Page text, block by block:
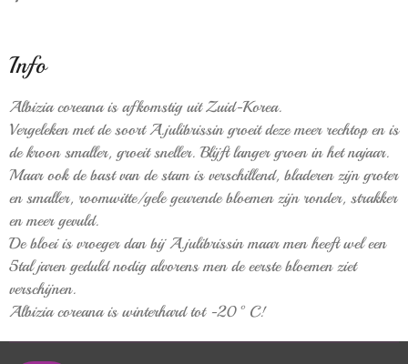
Info
Albizia coreana is afkomstig uit Zuid-Korea.
Vergeleken met de soort A.julibrissin groeit deze meer rechtop en is
de kroon smaller, groeit sneller. Blijft langer groen in het najaar.
Maar ook de bast van de stam is verschillend, bladeren zijn groter
en smaller, roomwitte/gele geurende bloemen zijn ronder, strakker
en meer gevuld.
De bloei is vroeger dan bij A.julibrissin maar men heeft wel een
5tal jaren geduld nodig alvorens men de eerste bloemen ziet
verschijnen.
Albizia coreana is winterhard tot -20°C!